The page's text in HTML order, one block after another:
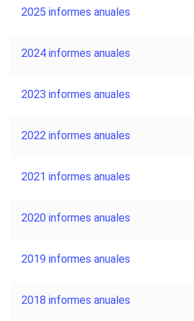
2025 informes anuales
2024 informes anuales
2023 informes anuales
2022 informes anuales
2021 informes anuales
2020 informes anuales
2019 informes anuales
2018 informes anuales